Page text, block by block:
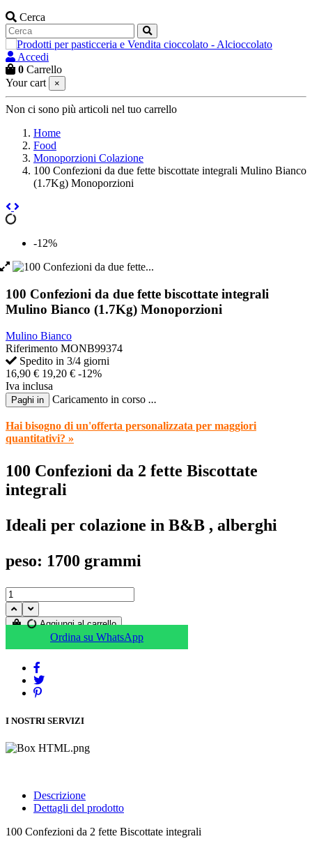
Cerca
Accedi
0 Carrello
Your cart
×
Non ci sono più articoli nel tuo carrello
Home
Food
Monoporzioni Colazione
100 Confezioni da due fette biscottate integrali Mulino Bianco
(1.7Kg) Monoporzioni
-12%
100 Confezioni da due fette biscottate integrali
Mulino Bianco (1.7Kg) Monoporzioni
Mulino Bianco
Riferimento MONB99374
Spedito in 3/4 giorni
16,90 € 19,20 € -12%
Iva inclusa
Paghi in Caricamento in corso ...
Hai bisogno di un'offerta personalizzata per maggiori
quantitativi? »
100 Confezioni da 2 fette Biscottate
integrali
Ideali per colazione in B&B , alberghi
peso: 1700 grammi
Aggiungi al carrello
Ordina su WhatsApp
I NOSTRI SERVIZI
Descrizione
Dettagli del prodotto
100 Confezioni da 2 fette Biscottate integrali